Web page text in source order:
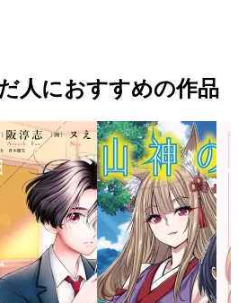
人におすすめの作品